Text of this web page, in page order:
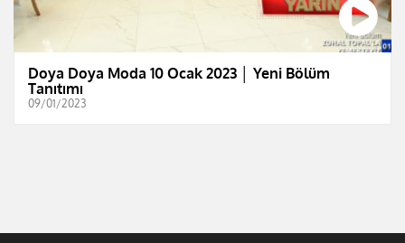
Doya Doya Moda 10 Ocak 2023 │ Yeni Bölüm
Tanıtımı
09/01/2023